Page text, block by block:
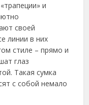
и
своей
линии в них
стиле – прямо и
глаз
Такая сумка
с собой немало